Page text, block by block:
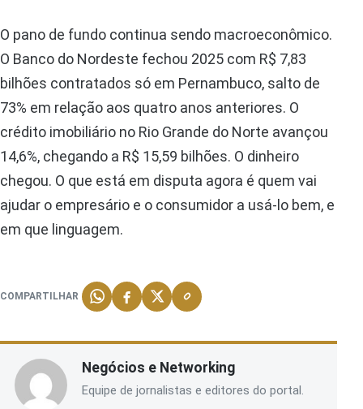
O pano de fundo continua sendo macroeconômico.
O Banco do Nordeste fechou 2025 com R$ 7,83
bilhões contratados só em Pernambuco, salto de
73% em relação aos quatro anos anteriores. O
crédito imobiliário no Rio Grande do Norte avançou
14,6%, chegando a R$ 15,59 bilhões. O dinheiro
chegou. O que está em disputa agora é quem vai
ajudar o empresário e o consumidor a usá-lo bem, e
em que linguagem.
COMPARTILHAR
Negócios e Networking
Equipe de jornalistas e editores do portal.